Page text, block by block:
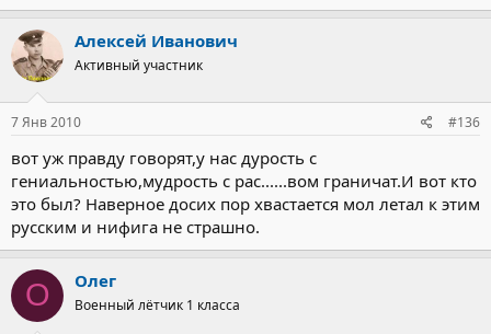
Алексей Иванович
Активный участник
7 Янв 2010 #136
вот уж правду говорят,у нас дурость с
гениальностью,мудрость с рас......вом граничат.И вот кто
это был? Наверное досих пор хвастается мол летал к этим
русским и нифига не страшно.
О Олег
Военный лётчик 1 класса